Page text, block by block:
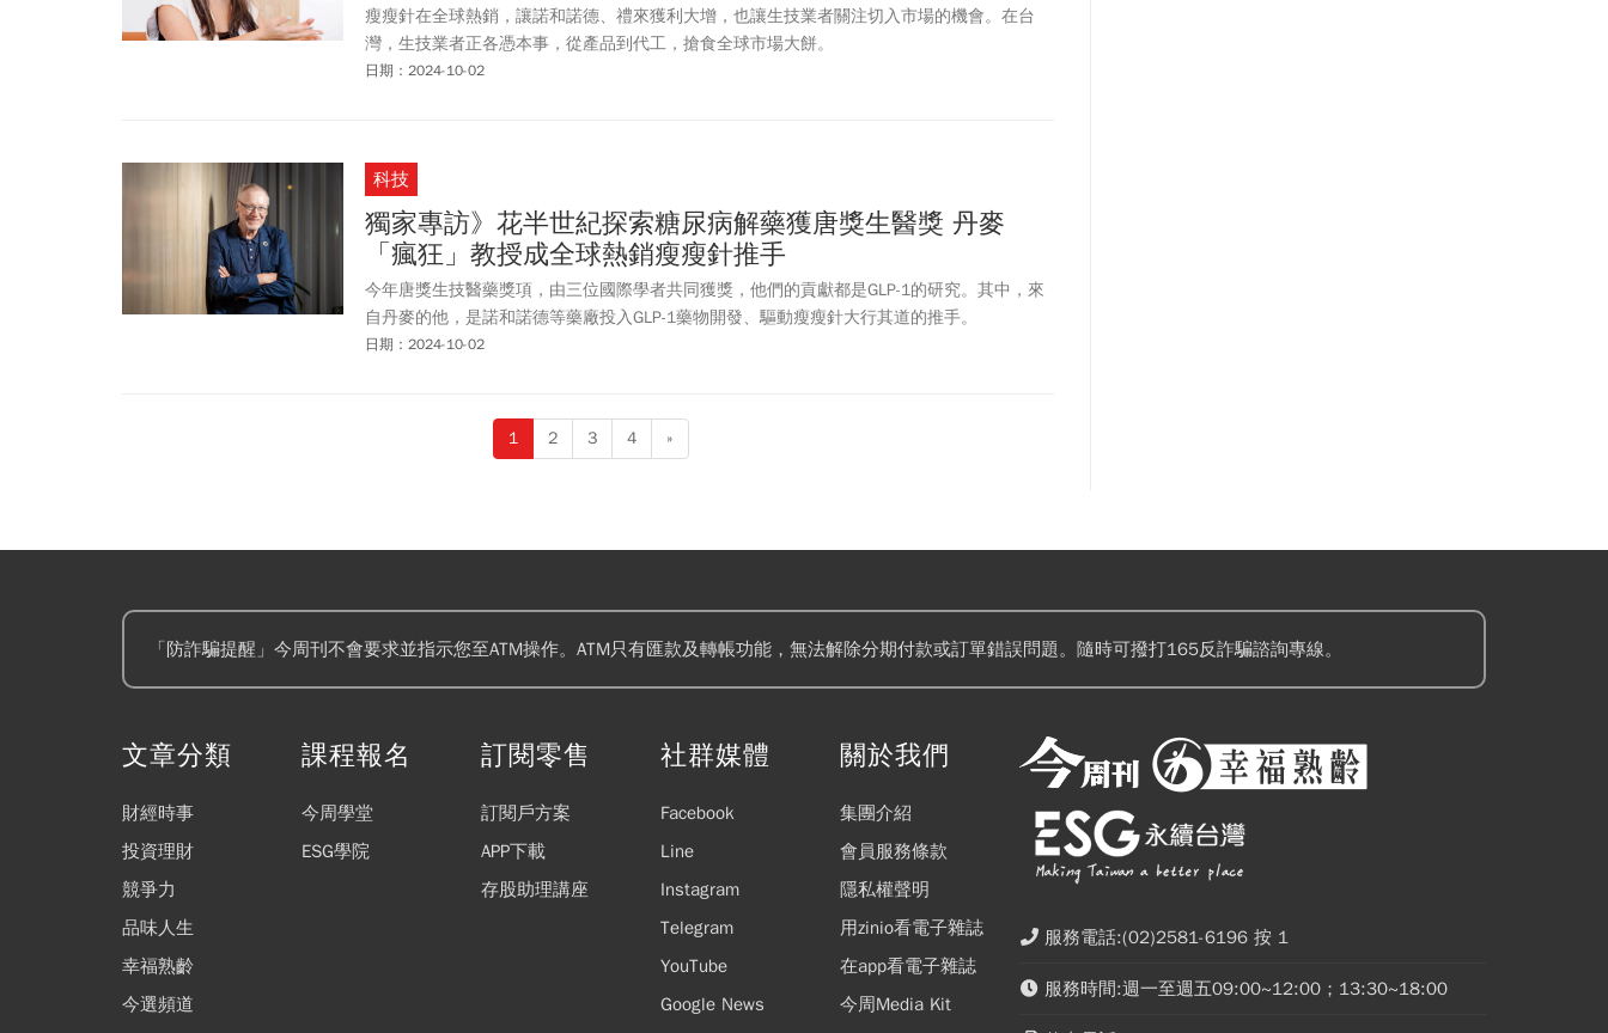
瘦瘦針在全球熱銷，讓諾和諾德、禮來獲利大增，也讓生技業者關注切入市場的機會。在台
灣，生技業者正各憑本事，從產品到代工，搶食全球市場大餅。
日期：2024-10-02
科技
獨家專訪》花半世紀探索糖尿病解藥獲唐獎生醫獎 丹麥
「瘋狂」教授成全球熱銷瘦瘦針推手
今年唐獎生技醫藥獎項，由三位國際學者共同獲獎，他們的貢獻都是GLP-1的研究。其中，來
自丹麥的他，是諾和諾德等藥廠投入GLP-1藥物開發、驅動瘦瘦針大行其道的推手。
日期：2024-10-02
1 2 3 4 »
「防詐騙提醒」今周刊不會要求並指示您至ATM操作。ATM只有匯款及轉帳功能，無法解除分期付款或訂單錯誤問題。隨時可撥打165反詐騙諮詢專線。
文章分類
財經時事
投資理財
競爭力
品味人生
幸福熟齡
今選頻道
課程報名
今周學堂
ESG學院
訂閱零售
訂閱戶方案
APP下載
存股助理講座
社群媒體
Facebook
Line
Instagram
Telegram
YouTube
Google News
關於我們
集團介紹
會員服務條款
隱私權聲明
用zinio看電子雜誌
在app看電子雜誌
今周Media Kit
服務電話:(02)2581-6196 按 1
服務時間:週一至週五09:00~12:00；13:30~18:00